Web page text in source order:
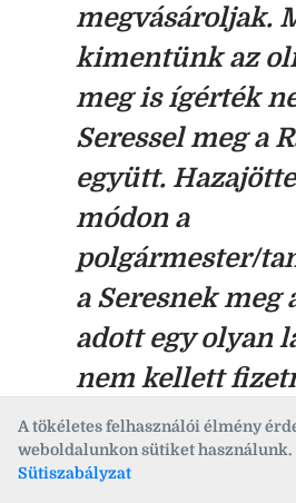
A tökéletes felhasználói élmény
weboldalunkon sütiket használunk.
Sütiszabályzat
megvásároljak.
kimentünk az
meg is ígérték
Seressel meg a
együtt.
módon a
polgármester/
a Seresnek meg
adott egy olyan
nem kellett
meg a
Erre közöltem,